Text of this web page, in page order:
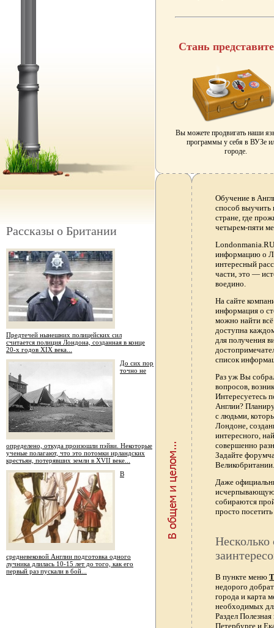
Рассказы о Британии
Предтечей нынешних полицейских сил
считается полиция Лондона, созданная в конце
20-х годов XIX века...
До сих пор
точно не
определено, откуда произошли пэйви. Некоторые
ученые полагают, что это потомки ирландских
крестьян, потерявших земли в XVII веке...
В
средневековой Англии подготовка одного
лучника длилась 10-15 лет до того, как его
первый раз пускали в бой...
Стань
Вы можете продвигать наши
программы у себя в ВУЗе
городе.
Обучение в
способ выучить
стране, где
четырем-пяти
информацию о
интересный
части, это —
воедино.
На сайте
информация о
можно найти
доступна
для получения
список
Раз уж Вы
вопросов,
Интересуетесь
Англии?
с людьми,
Лондоне,
интересного,
совершенно
Задайте
Даже
исчерпывающую
собираются
просто
Несколько
В пункте меню
недорого
города и карта
необходимых
Раздел
Петербурге и